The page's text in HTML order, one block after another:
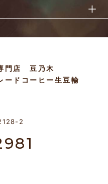
門店 豆乃木
ードコーヒー生豆輸
2